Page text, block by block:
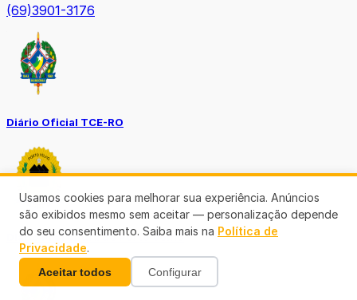
(69)3901-3176
Diário Oficial TCE-RO
Diário Prefeitura de Porto Velho
Usamos cookies para melhorar sua experiência. Anúncios
são exibidos mesmo sem aceitar — personalização depende
do seu consentimento. Saiba mais na Política de
Privacidade.
Aceitar todos Configurar